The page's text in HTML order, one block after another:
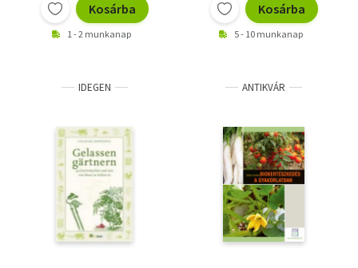
Kosárba
1 - 2 munkanap
Kosárba
5 - 10 munkanap
IDEGEN ANTIKVÁR